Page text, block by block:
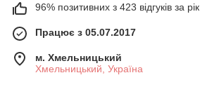
96% позитивних з 423 відгуків за рік
Працює з 05.07.2017
м. Хмельницький
Хмельницький, Україна